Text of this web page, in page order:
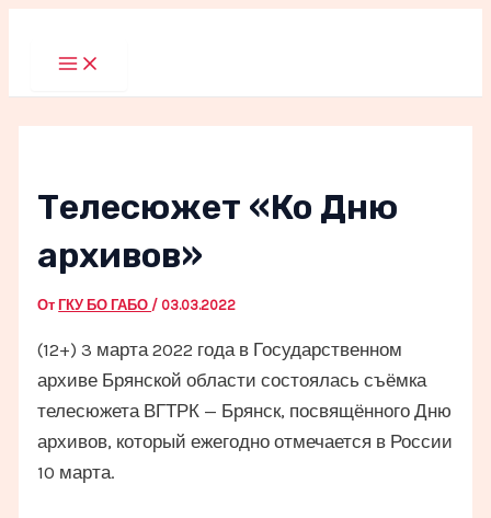
Main
Menu
Телесюжет «Ко Дню
архивов»
ОтГКУ БО ГАБО / 03.03.2022
(12+) 3 марта 2022 года в Государственном
архиве Брянской области состоялась съёмка
телесюжета ВГТРК — Брянск, посвящённого Дню
архивов, который ежегодно отмечается в России
10 марта.